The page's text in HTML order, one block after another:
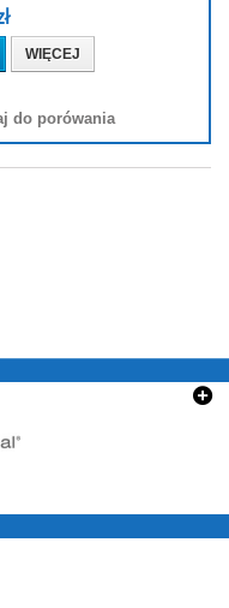
WIĘCEJ
do porówania